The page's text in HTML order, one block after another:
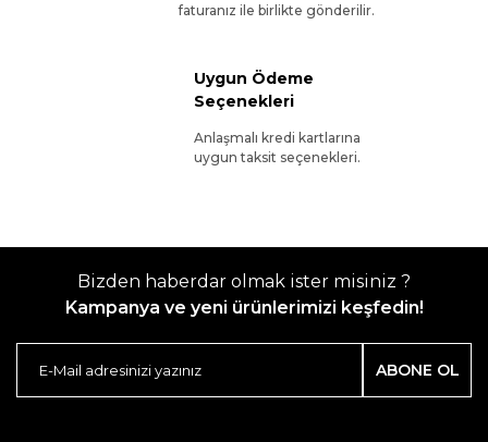
faturanız ile birlikte gönderilir.
Uygun Ödeme
Seçenekleri
Anlaşmalı kredi kartlarına
uygun taksit seçenekleri.
Bizden haberdar olmak ister misiniz ?
Kampanya ve yeni ürünlerimizi keşfedin!
ABONE OL